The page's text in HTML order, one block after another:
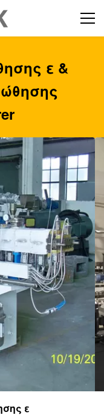
ε &